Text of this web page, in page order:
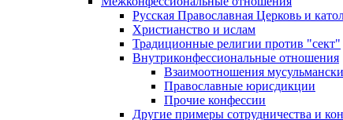
Русская Православная Церковь и
Христианство и ислам
Традиционные религии против "сект"
Внутриконфессиональные отношения
Взаимоотношения
Православные юрисдикции
Прочие конфессии
Другие примеры сотрудничества и